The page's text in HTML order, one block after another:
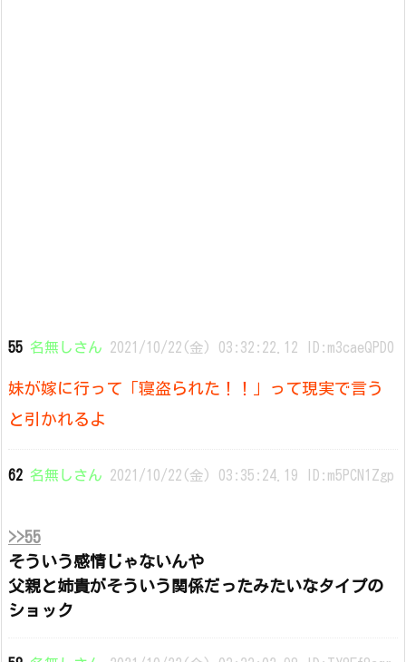
55 名無しさん 2021/10/22(金) 03:32:22.12 ID:m3caeQPD0
妹が嫁に行って「寝盗られた！！」って現実で言う
と引かれるよ
62 名無しさん 2021/10/22(金) 03:35:24.19 ID:m5PCN1Zgp
>>55
そういう感情じゃないんや
父親と姉貴がそういう関係だったみたいなタイプの
ショック